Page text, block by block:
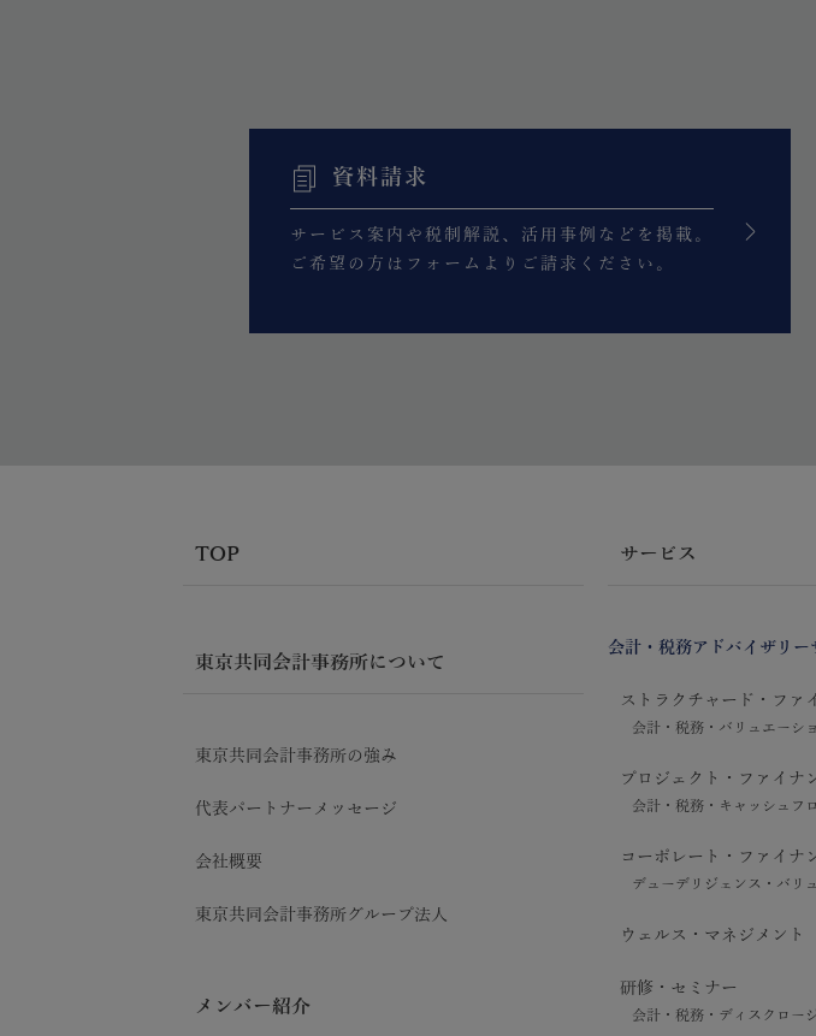
資料請求
サービス案内や税制解説、活用事例などを掲載。
ご希望の方はフォームよりご請求ください。
TOP
東京共同会計事務所について
東京共同会計事務所の強み
代表パートナーメッセージ
会社概要
東京共同会計事務所グループ法人
メンバー紹介
サービス
会計・税務アドバイザリー
ストラクチャード・ファ
会計・税務・バリュエーシ
プロジェクト・ファイナ
会計・税務・キャッシュフ
コーポレート・ファイナ
デューデリジェンス・バリ
ウェルス・マネジメント
研修・セミナー
会計・税務・ディスクロー